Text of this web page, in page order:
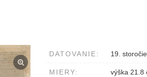
DATOVANIE: 19.
MIERY:
výška 21.8